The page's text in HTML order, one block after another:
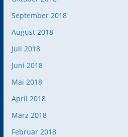
September 2018
August 2018
Juli 2018
Juni 2018
Mai 2018
April 2018
März 2018
Februar 2018